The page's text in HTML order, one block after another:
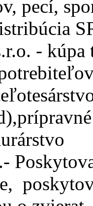
pecí,
- kúpa